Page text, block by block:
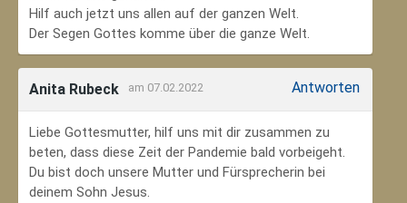
Hilf auch jetzt uns allen auf der ganzen Welt.
Der Segen Gottes komme über die ganze Welt.
Anita Rubeck am 07.02.2022 Antworten
Liebe Gottesmutter, hilf uns mit dir zusammen zu
beten, dass diese Zeit der Pandemie bald vorbeigeht.
Du bist doch unsere Mutter und Fürsprecherin bei
deinem Sohn Jesus.